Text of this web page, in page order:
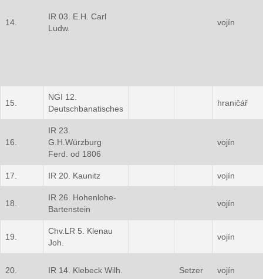
14.
IR 03. E.H. Carl
Ludw.
vojín
15.
NGI 12.
Deutschbanatisches
hraničář
16.
IR 23.
G.H.Würzburg
Ferd. od 1806
vojín
17. IR 20. Kaunitz vojín
18.
IR 26. Hohenlohe-
Bartenstein
vojín
19.
Chv.LR 5. Klenau
Joh.
vojín
20. IR 14. Klebeck Wilh. Setzer vojín